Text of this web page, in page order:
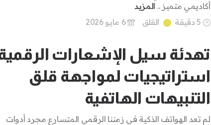
أكاديمي متميز .. المزيد
5 دقيقة
القلق 6 مايو 2026
تهدئة سيل الإشعارات
استراتيجيات لمواجهة قلق
التنبيهات الهاتفية
لم تعد الهواتف الذكية في زمننا الرقمي المتسارع مجرد أدوات